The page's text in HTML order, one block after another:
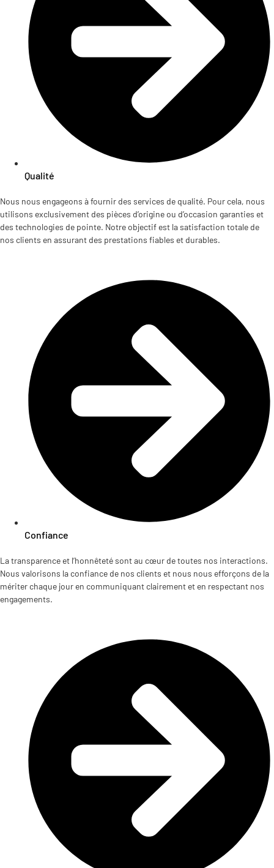
Qualité
Nous nous engageons à fournir des services de qualité. Pour cela, nous
utilisons exclusivement des pièces d’origine ou d’occasion garanties et
des technologies de pointe. Notre objectif est la satisfaction totale de
nos clients en assurant des prestations fiables et durables.
Confiance
La transparence et l’honnêteté sont au cœur de toutes nos interactions.
Nous valorisons la confiance de nos clients et nous nous efforçons de la
mériter chaque jour en communiquant clairement et en respectant nos
engagements.